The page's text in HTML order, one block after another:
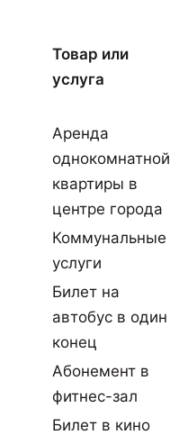
Товар или
услуга
Аренда
однокомнатной
квартиры в
центре города
Коммунальные
услуги
Билет на
автобус в один
конец
Абонемент в
фитнес-зал
Билет в кино